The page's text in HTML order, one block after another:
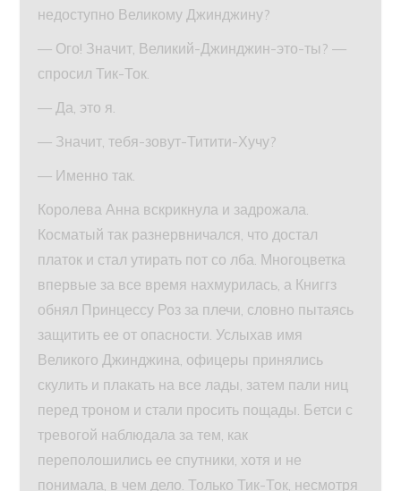
недоступно Великому Джинджину?
— Ого! Значит, Великий-Джинджин-это-ты? —
спросил Тик-Ток.
— Да, это я.
— Значит, тебя-зовут-Титити-Хучу?
— Именно так.
Королева Анна вскрикнула и задрожала.
Косматый так разнервничался, что достал
платок и стал утирать пот со лба. Многоцветка
впервые за все время нахмурилась, а Книггз
обнял Принцессу Роз за плечи, словно пытаясь
защитить ее от опасности. Услыхав имя
Великого Джинджина, офицеры принялись
скулить и плакать на все лады, затем пали ниц
перед троном и стали просить пощады. Бетси с
тревогой наблюдала за тем, как
переполошились ее спутники, хотя и не
понимала, в чем дело. Только Тик-Ток, несмотря